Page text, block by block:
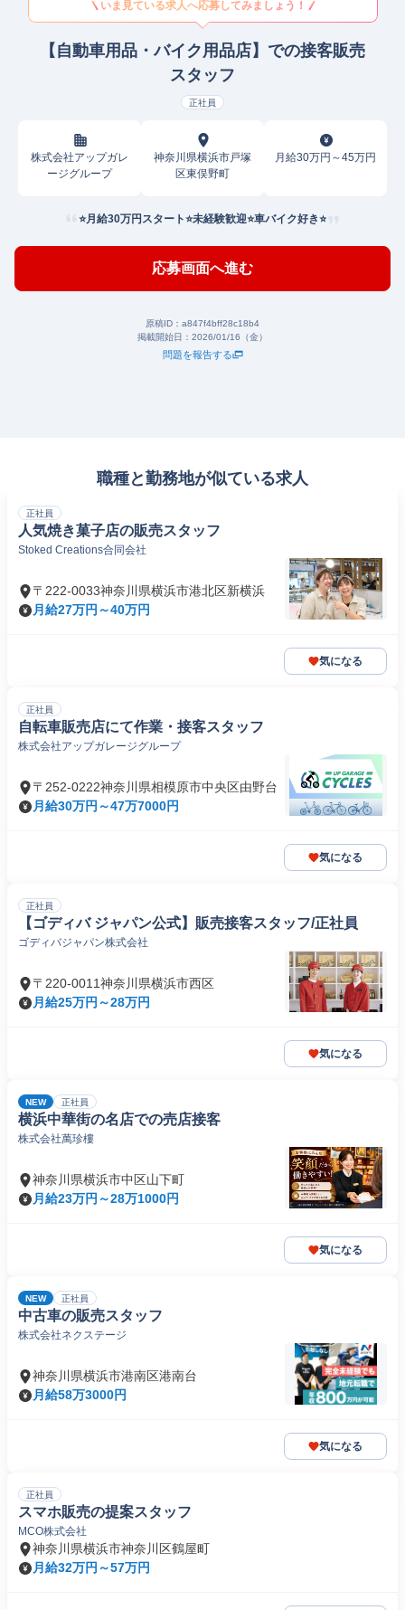
いま見ている求人へ応募してみましょう！
【自動車用品・バイク用品店】での接客販売
スタッフ
正社員
株式会社アップガレ
ージグループ
神奈川県横浜市戸塚
区東俣野町
月給30万円～45万円
⭐月給30万円スタート⭐未経験歓迎⭐車バイク好き⭐
応募画面へ進む
原稿ID： a847f4bff28c18b4
掲載開始日： 2026/01/16（金）
問題を報告する
職種と勤務地が似ている求人
正社員
人気焼き菓子店の販売スタッフ
Stoked Creations合同会社
〒222-0033神奈川県横浜市港北区新横浜
月給27万円～40万円
気になる
正社員
自転車販売店にて作業・接客スタッフ
株式会社アップガレージグループ
〒252-0222神奈川県相模原市中央区由野台
月給30万円～47万7000円
気になる
正社員
【ゴディバ ジャパン公式】販売接客スタッフ/正社員
ゴディバジャパン株式会社
〒220-0011神奈川県横浜市西区
月給25万円～28万円
気になる
NEW 正社員
横浜中華街の名店での売店接客
株式会社萬珍樓
神奈川県横浜市中区山下町
月給23万円～28万1000円
気になる
NEW 正社員
中古車の販売スタッフ
株式会社ネクステージ
神奈川県横浜市港南区港南台
月給58万3000円
気になる
正社員
スマホ販売の提案スタッフ
MCO株式会社
神奈川県横浜市神奈川区鶴屋町
月給32万円～57万円